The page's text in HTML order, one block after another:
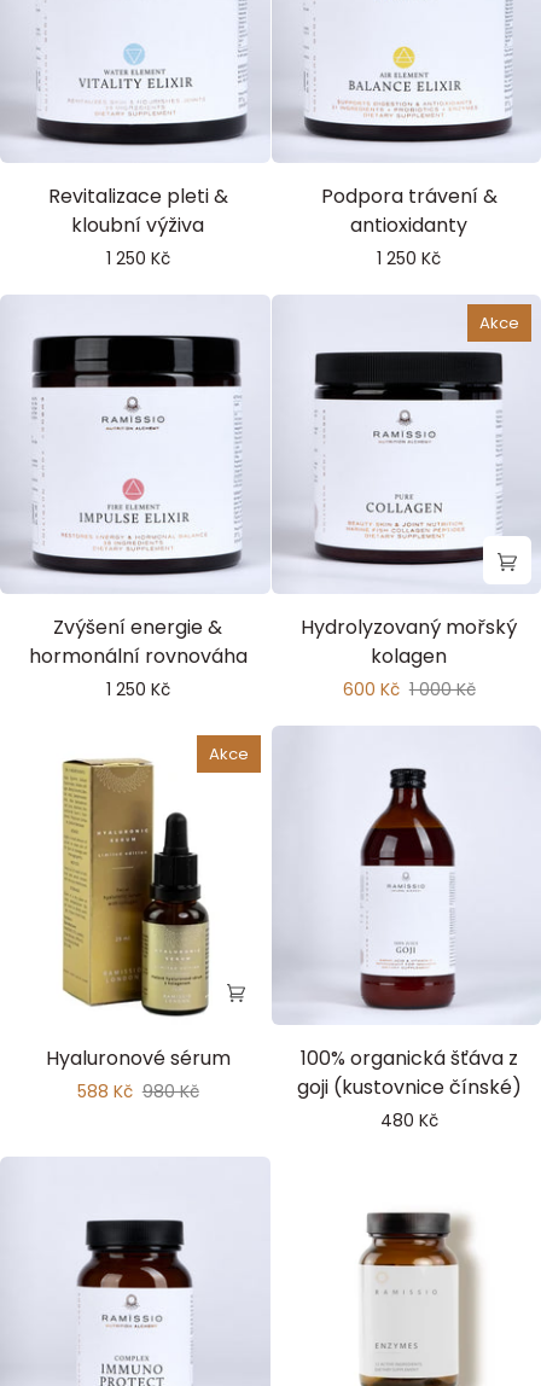
VitalityRevitalizace pleti &
kloubní výživa
1 250 Kč
Balance
Podpora trávení &
antioxidanty
1 250 Kč
Impulse
Elixir
Zvýšení energie &
hormonální rovnováha
1 250 Kč
Akce
Pure
Collagen
Hydrolyzovaný mořský
kolagen
600 Kč 1 000 Kč
Akce
Hyaluronic
Serum
Hyaluronové sérum
588 Kč 980 Kč
Goji
100% organická šťáva z
goji (kustovnice čínské)
480 Kč